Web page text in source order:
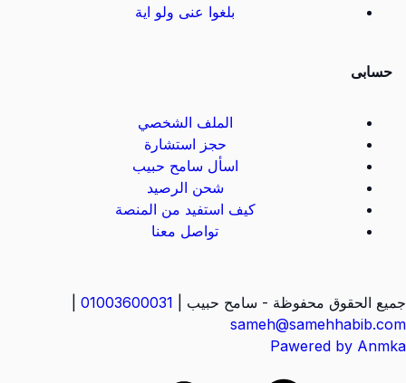
بلغوا عنى ولو اية
حسابى
الملف الشخصي
حجز استشارة
اسأل سامح حبيب
شحن الرصيد
كيف استفيد من المنصة
تواصل معنا
جميع الحقوق محفوظة - سامح حبيب | 01003600031
sameh@samehhabib.com
Pawered by Anmka